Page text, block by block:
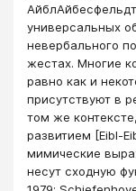
универсальных
невербального
жестах. Многие
равно как и
присутствуют в
том же
развитием [Еibl-
мимические
несут сходную